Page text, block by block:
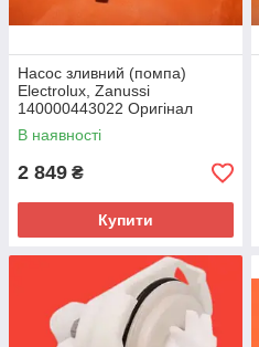
Насос зливний (помпа)
Electrolux, Zanussi
140000443022 Оригінал
В наявності
2 849 ₴
Купити